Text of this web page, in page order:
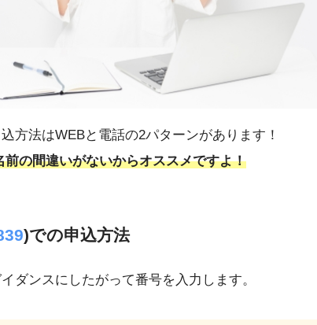
方法はWEBと電話の2パターンがあります！
の間違いがないからオススメですよ！
)での申込方法
ダンスにしたがって番号を入力します。